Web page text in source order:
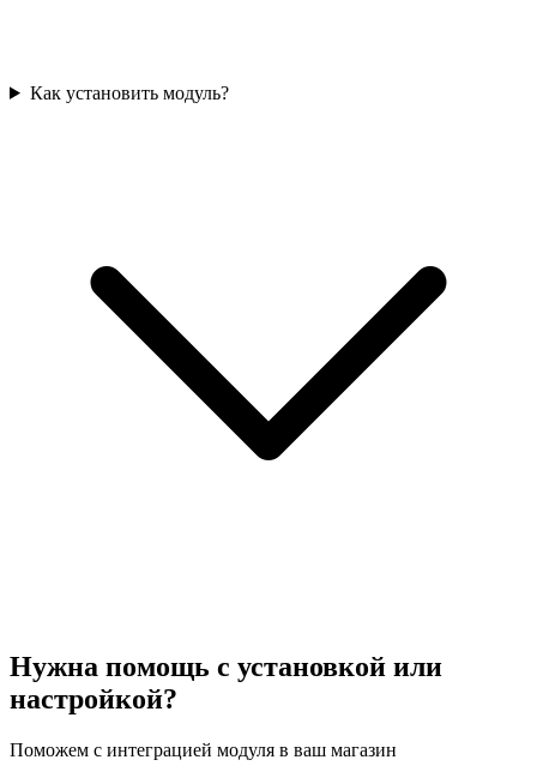
Как установить модуль?
Нужна помощь с установкой или
настройкой?
Поможем с интеграцией модуля в ваш магазин